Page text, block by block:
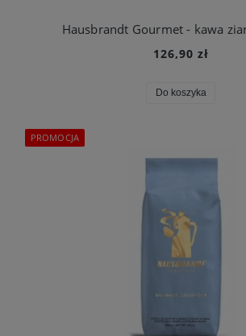
Hausbrandt Gourmet - kawa
126,90 zł
Do koszyka
PROMOCJA